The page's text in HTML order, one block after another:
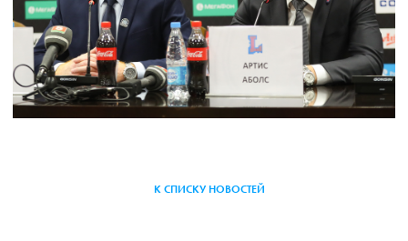
К СПИСКУ НОВОСТЕЙ